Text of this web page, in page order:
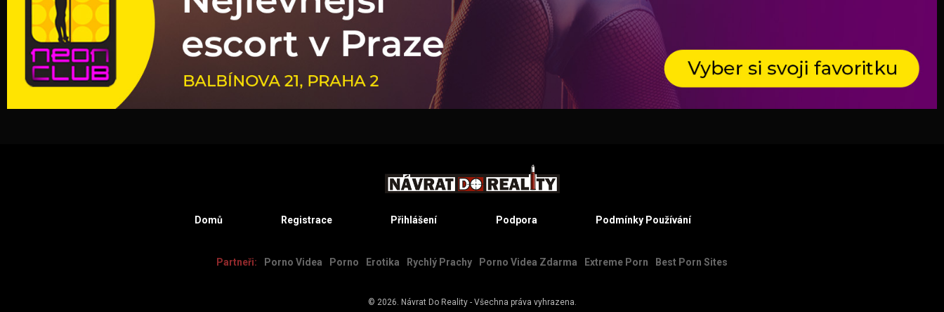
Domů Registrace Přihlášení Podpora Podmínky Používání
Partneři: Porno Videa Porno Erotika Rychlý Prachy Porno Videa Zdarma Extreme Porn Best Porn Sites
© 2026. Návrat Do Reality- Všechna práva vyhrazena.